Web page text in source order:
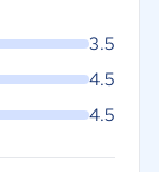
3.5
4.5
4.5